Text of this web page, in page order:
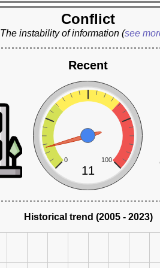
Conflict
The instability of information (see
Recent
0 100
11
Historical trend (2005 - 2023)